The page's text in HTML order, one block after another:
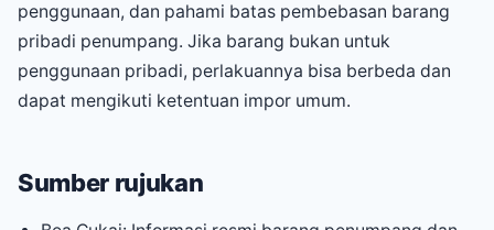
penggunaan, dan pahami batas pembebasan barang
pribadi penumpang. Jika barang bukan untuk
penggunaan pribadi, perlakuannya bisa berbeda dan
dapat mengikuti ketentuan impor umum.
Sumber rujukan